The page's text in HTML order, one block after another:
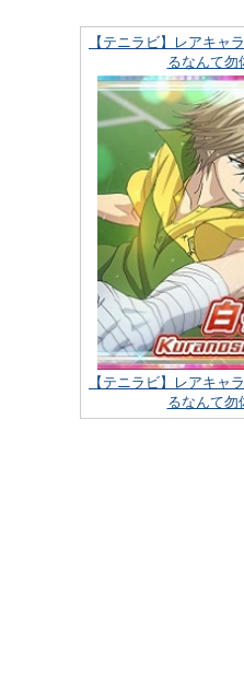
【テニラビ】レアキャ
るなんて勿
【テニラビ】レアキャ
るなんて勿